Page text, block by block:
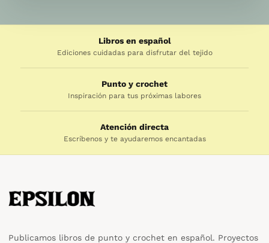
Libros en español
Ediciones cuidadas para disfrutar del tejido
Punto y crochet
Inspiración para tus próximas labores
Atención directa
Escríbenos y te ayudaremos encantadas
Publicamos libros de punto y crochet en español. Proyectos